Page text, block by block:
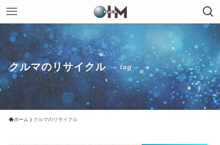
クルマのリサイクル – tag –
ホーム クルマのリサイクル